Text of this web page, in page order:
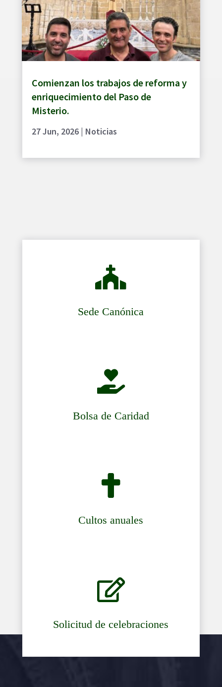
Comienzan los trabajos de reforma y
enriquecimiento del Paso de
Misterio.
27 Jun, 2026| Noticias

Sede Canónica

Bolsa de Caridad

Cultos anuales

Solicitud de celebraciones